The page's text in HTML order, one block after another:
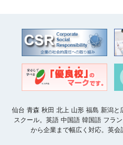
仙台 青森 秋田 北上 山形 福島 新潟と
スクール。英語 中国語 韓国語 フラ
から企業まで幅広く対応。英